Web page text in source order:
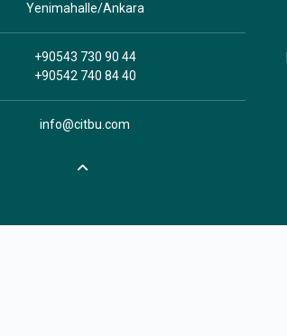
Yenimahalle/Ankara
+90543 730 90 44
+90542 740 84 40
info@citbu.com